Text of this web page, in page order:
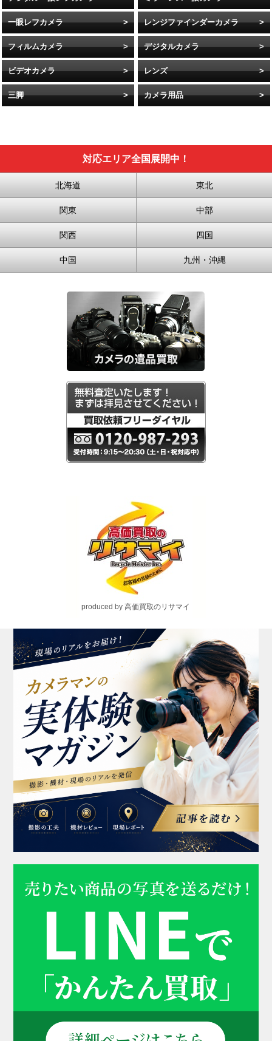
一眼レフカメラ レンジファインダーカメラ
フィルムカメラ デジタルカメラ
ビデオカメラ レンズ
三脚 カメラ用品
対応エリア全国展開中！
北海道 東北
関東 中部
関西 四国
中国 九州・沖縄
produced by 高価買取のリサマイ